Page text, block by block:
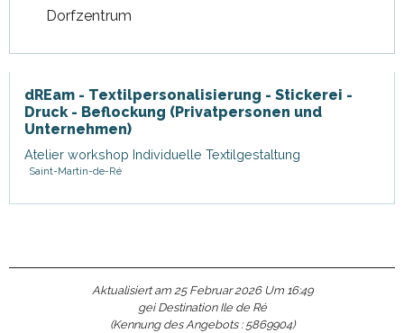
Dorfzentrum
dREam - Textilpersonalisierung - Stickerei -
Druck - Beflockung (Privatpersonen und
Unternehmen)
Atelier workshop Individuelle Textilgestaltung
Saint-Martin-de-Ré
Aktualisiert am 25 Februar 2026 Um 16:49
gei Destination Ile de Ré
(Kennung des Angebots : 5869904)